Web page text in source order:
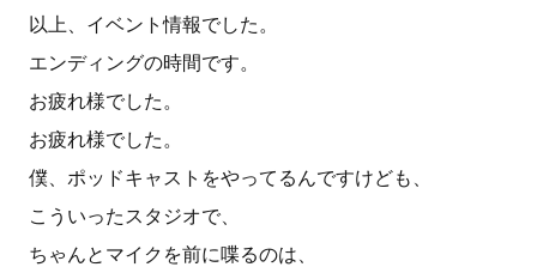
以上、イベント情報でした。
エンディングの時間です。
お疲れ様でした。
お疲れ様でした。
僕、ポッドキャストをやってるんですけども、
こういったスタジオで、
ちゃんとマイクを前に喋るのは、